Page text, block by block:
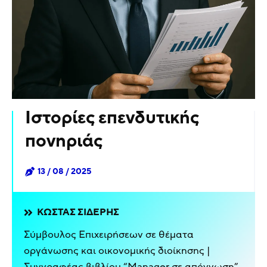
Ιστορίες επενδυτικής
πονηριάς
13 / 08 / 2025
ΚΏΣΤΑΣ ΣΙΔΈΡΗΣ
Σύμβουλος Επιχειρήσεων σε θέματα
οργάνωσης και οικονομικής διοίκησης |